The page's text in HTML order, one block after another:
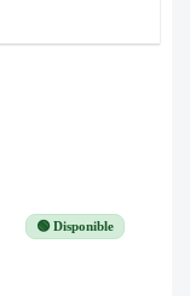
🟢 Disponible